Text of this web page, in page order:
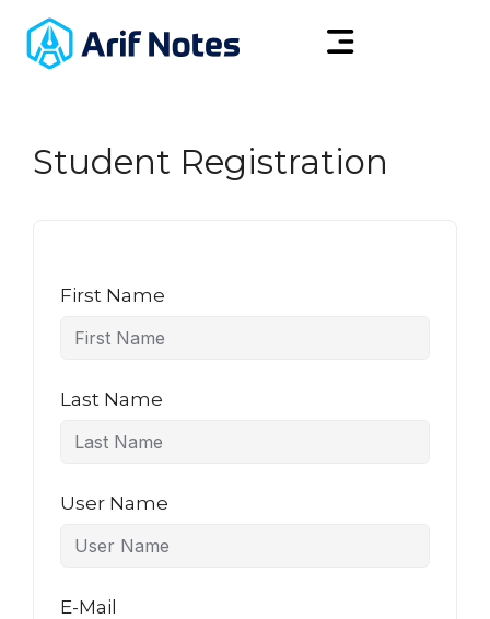
Student Registration
First Name
Last Name
User Name
E-Mail